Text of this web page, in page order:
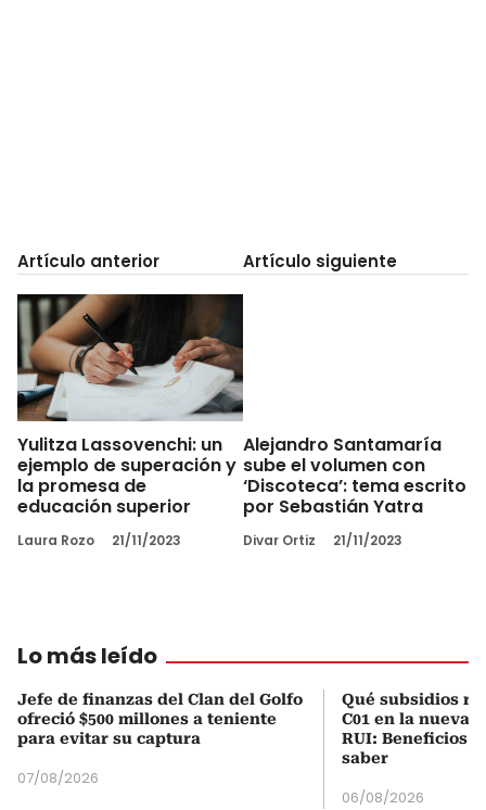
Artículo anterior
Yulitza Lassovenchi: un
ejemplo de superación y
la promesa de
educación superior
Laura Rozo 21/11/2023
Artículo siguiente
Alejandro Santamaría
sube el volumen con
‘Discoteca’: tema escrito
por Sebastián Yatra
Divar Ortiz 21/11/2023
Lo más leído
Jefe de finanzas del Clan del Golfo
ofreció $500 millones a teniente
para evitar su captura
07/08/2026
Qué subsidios
C01 en la nueva
RUI: Beneficios
saber
06/08/2026